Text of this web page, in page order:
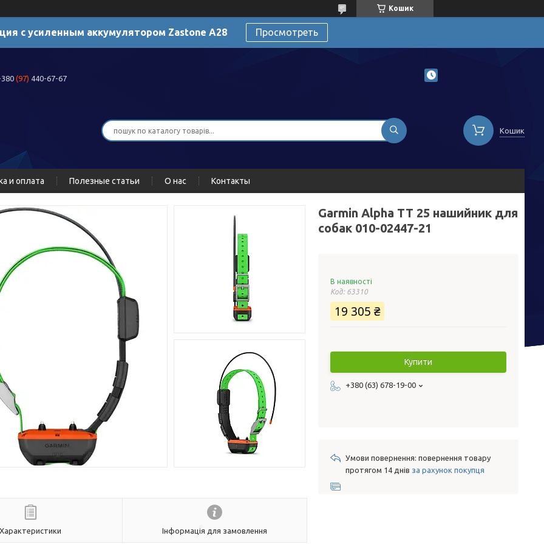
Кошик
с усиленным аккумулятором Zastone A28 Просмотреть
(97) 440-67-67
Кошик
и оплата Полезные статьи О нас Контакты
Характеристики Інформація для замовлення
Garmin Alpha TT 25 нашийник для
собак 010-02447-21
В наявності
Код: 63310
19 305 ₴
Купити
+380 (63) 678-19-00
повернення товару
протягом 14 днів за рахунок покупця